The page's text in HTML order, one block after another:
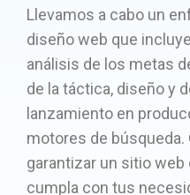
Llevamos a cabo un
diseño web que
análisis de los metas
de la táctica, diseño y
lanzamiento en
motores de búsqueda.
garantizar un sitio web
cumpla con tus